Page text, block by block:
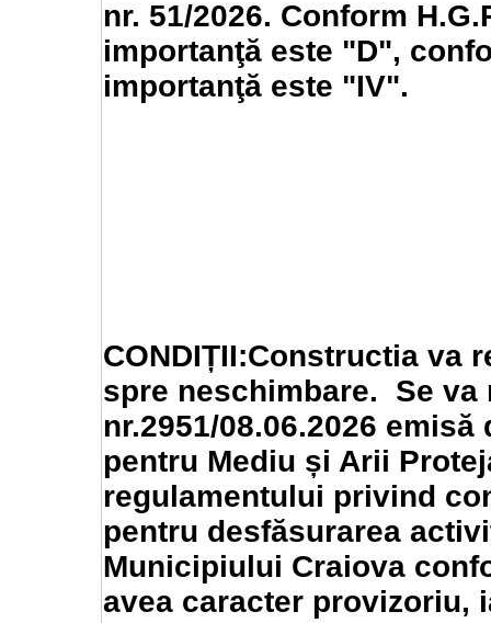
nr. 51/2026. Conform
importanţă este "D",
importanţă este "IV".
CONDIȚII:Constructia va
spre neschimbare. Se
nr.2951/08.06.2026
pentru Mediu și Arii
regulamentului privind
pentru desfăsurarea
Municipiului Craiova
avea caracter provizoriu,